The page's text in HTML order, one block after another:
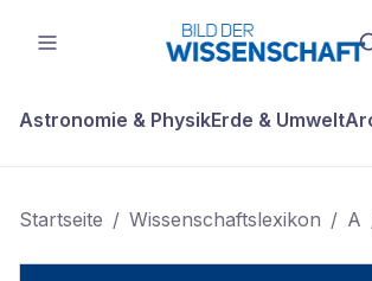
Astronomie & PhysikErde & Umwelt
Startseite / Wissenschaftslexikon / A